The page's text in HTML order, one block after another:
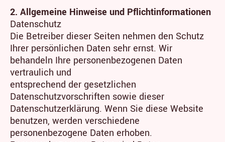
2. Allgemeine Hinweise und Pflichtinformationen
Datenschutz
Die Betreiber dieser Seiten nehmen den Schutz
Ihrer persönlichen Daten sehr ernst. Wir
behandeln Ihre personenbezogenen Daten
vertraulich und
entsprechend der gesetzlichen
Datenschutzvorschriften sowie dieser
Datenschutzerklärung. Wenn Sie diese Website
benutzen, werden verschiedene
personenbezogene Daten erhoben.